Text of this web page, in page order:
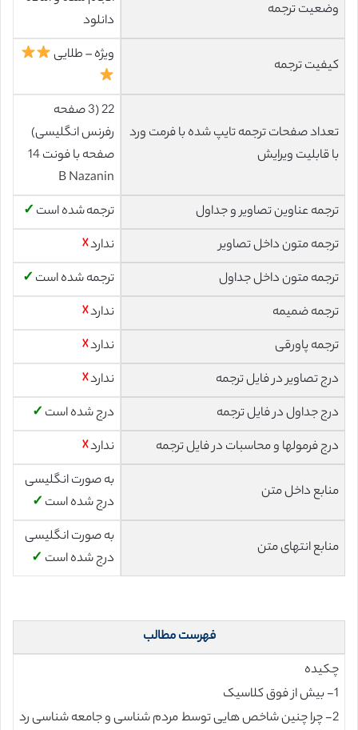
وضعیت ترجمه
دانلود
کیفیت ترجمه
ویژه – طلایی
تعداد صفحات ترجمه تایپ شده با فرمت ورد
با قابلیت ویرایش
22 (3 صفحه
رفرنس انگلیسی)
صفحه با فونت 14
B Nazanin
ترجمه عناوین تصاویر و جداول
ترجمه شده است ✓
ترجمه متون داخل تصاویر
ندارد☓
ترجمه متون داخل جداول
ترجمه شده است ✓
ترجمه ضمیمه
ندارد☓
ترجمه پاورقی
ندارد☓
درج تصاویر در فایل ترجمه
ندارد☓
درج جداول در فایل ترجمه
درج شده است ✓
درج فرمولها و محاسبات در فایل ترجمه
ندارد☓
منابع داخل متن
به صورت انگلیسی
درج شده است ✓
منابع انتهای متن
به صورت انگلیسی
درج شده است ✓
فهرست مطالب
چکیده
1- بیش از فوق کلاسیک
2- چرا چنین شاخص هایی توسط مردم شناسی و جامعه شناسی رد